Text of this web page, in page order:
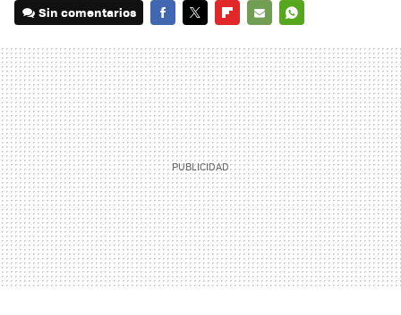
Sin comentarios
MAIL